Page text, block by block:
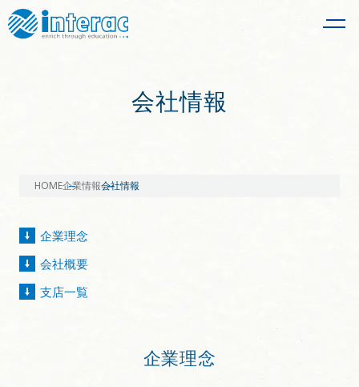
会社情報
HOME企業情報会社情報
企業理念
会社概要
支店一覧
企業理念